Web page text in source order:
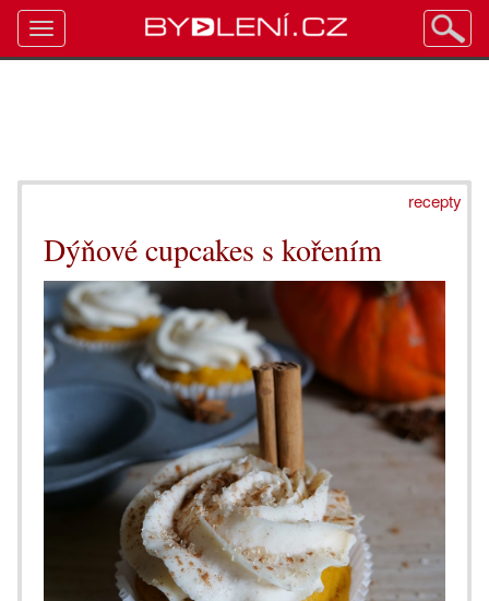
recepty
Dýňové cupcakes s kořením
Toggle
navigation